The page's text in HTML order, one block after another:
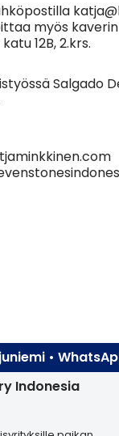
myös
12B, 2.krs.
Salgado
•
Indonesia